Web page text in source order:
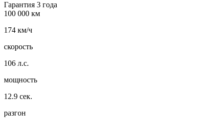
Гарантия 3 года
100 000 км
174 км/ч
скорость
106 л.с.
мощность
12.9 сек.
разгон